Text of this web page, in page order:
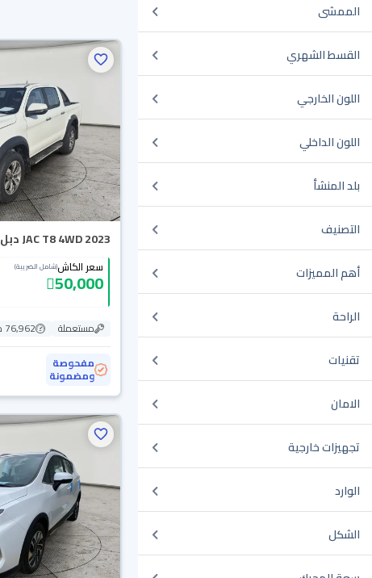
الممشى
القسط الشهري
اللون الخارجي
اللون الداخلي
بلد المنشأ
التصنيف
أهم المميزات
الراحة
تقنيات
الامان
تجهيزات خارجية
الوارد
الشكل
JAC T8 4WD 2023 دبل
سعر الكاش(شامل الضريبة)
50,000
مستعملة
76,962 كم
مفحوصة
ومضمونة